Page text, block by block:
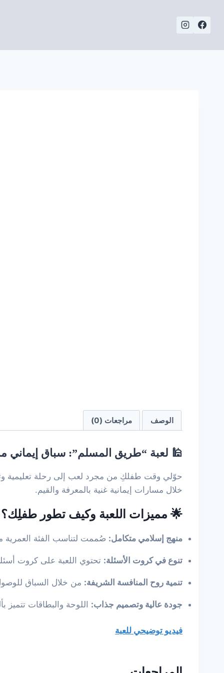
الوصف مراجعات (0)
🕌 لعبة “طريق المسلم”: سباق إيماني
حوّلي وقت طفلكِ من مجرد لعب إلى رحلة تعليمية
خلال مسارات إيمانية غنية بالمعرفة والقيم.
🌟 مميزات اللعبة وكيف تطور طفلِك؟
منهج إسلامي متكامل: صُممت لتناسب الفئة العمرية
تنوع في كروت الأسئلة: تحتوي اللعبة على كروت
تنمية روح المنافسة الشريفة: من خلال السباق
جودة عالية وتصميم جذاب: اللوحة والبطاقات
فيديو توضيحي للعبة